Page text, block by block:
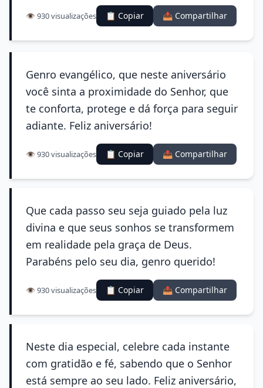
👁️ 930 visualizações 📋 Copiar 📤 Compartilhar
Genro evangélico, que neste aniversário
você sinta a proximidade do Senhor, que
te conforta, protege e dá força para seguir
adiante. Feliz aniversário!
👁️ 930 visualizações 📋 Copiar 📤 Compartilhar
Que cada passo seu seja guiado pela luz
divina e que seus sonhos se transformem
em realidade pela graça de Deus.
Parabéns pelo seu dia, genro querido!
👁️ 930 visualizações 📋 Copiar 📤 Compartilhar
Neste dia especial, celebre cada instante
com gratidão e fé, sabendo que o Senhor
está sempre ao seu lado. Feliz aniversário,